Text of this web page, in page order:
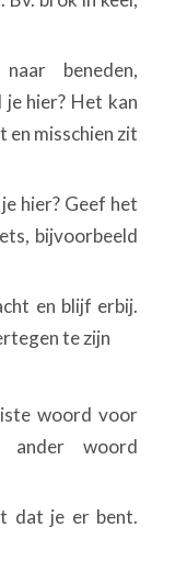
beneden,
hier? Het kan
en misschien zit
hier? Geef het
bijvoorbeeld
en blijf erbij.
te zijn
woord voor
woord
dat je er bent.